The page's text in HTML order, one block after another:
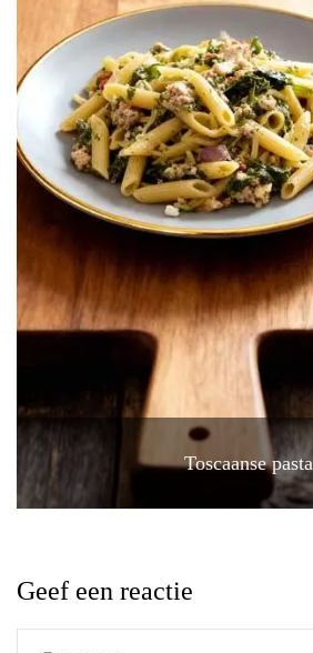
Toscaanse pasta
Geef een reactie